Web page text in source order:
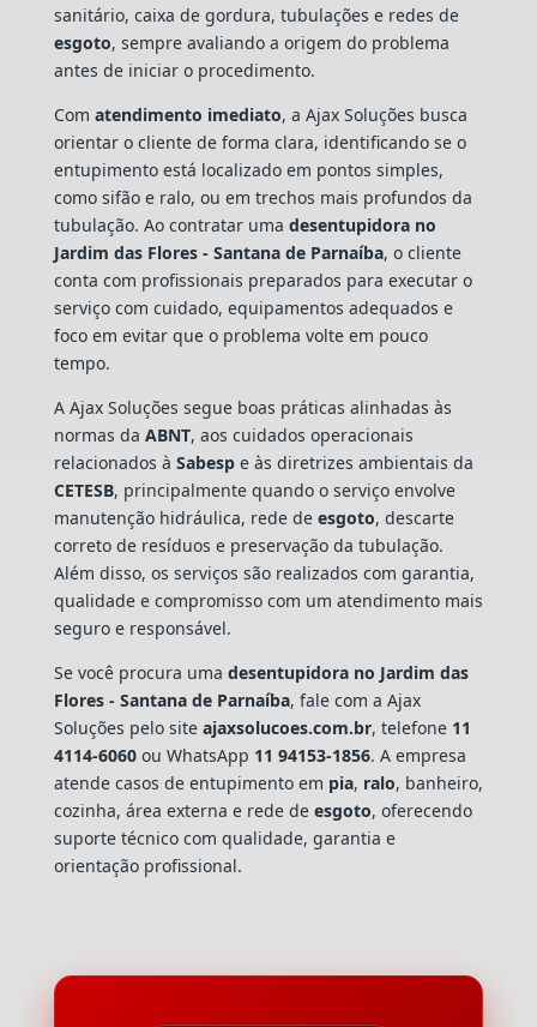
sanitário, caixa de gordura, tubulações e redes de
esgoto, sempre avaliando a origem do problema
antes de iniciar o procedimento.
Com atendimento imediato, a Ajax Soluções busca
orientar o cliente de forma clara, identificando se o
entupimento está localizado em pontos simples,
como sifão e ralo, ou em trechos mais profundos da
tubulação. Ao contratar uma desentupidora no
Jardim das Flores - Santana de Parnaíba, o cliente
conta com profissionais preparados para executar o
serviço com cuidado, equipamentos adequados e
foco em evitar que o problema volte em pouco
tempo.
A Ajax Soluções segue boas práticas alinhadas às
normas da ABNT, aos cuidados operacionais
relacionados à Sabespe às diretrizes ambientais da
CETESB, principalmente quando o serviço envolve
manutenção hidráulica, rede de esgoto, descarte
correto de resíduos e preservação da tubulação.
Além disso, os serviços são realizados com garantia,
qualidade e compromisso com um atendimento mais
seguro e responsável.
Se você procura uma desentupidora no Jardim das
Flores - Santana de Parnaíba, fale com a Ajax
Soluções pelo site ajaxsolucoes.com.br, telefone 11
4114-6060ou WhatsApp 11 94153-1856. A empresa
atende casos de entupimento em pia, ralo, banheiro,
cozinha, área externa e rede de esgoto, oferecendo
suporte técnico com qualidade, garantia e
orientação profissional.